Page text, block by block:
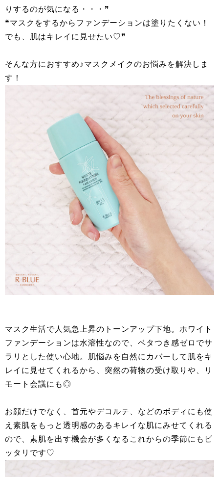
りするのが気になる・・・❞
❝マスクをするからファンデーションは塗りたくない！
でも、肌はキレイに見せたい♡❞
そんな方におすすめ♪マスクメイクのお悩みを解決しま
す！
マスク生活で人気急上昇のトーンアップ下地。ホワイト
ファンデーションは水溶性なので、ベタつき感ゼロでサ
ラリとした使い心地。肌悩みを自然にカバーして肌をキ
レイに見せてくれるから、突然の荷物の受け取りや、リ
モート会議にも◎
お顔だけでなく、首元やデコルテ、などのボディにも使
え素肌をもっと透明感のあるキレイな肌にみせてくれる
ので、素肌を出す機会が多くなるこれからの季節にもピ
ッタリです♡